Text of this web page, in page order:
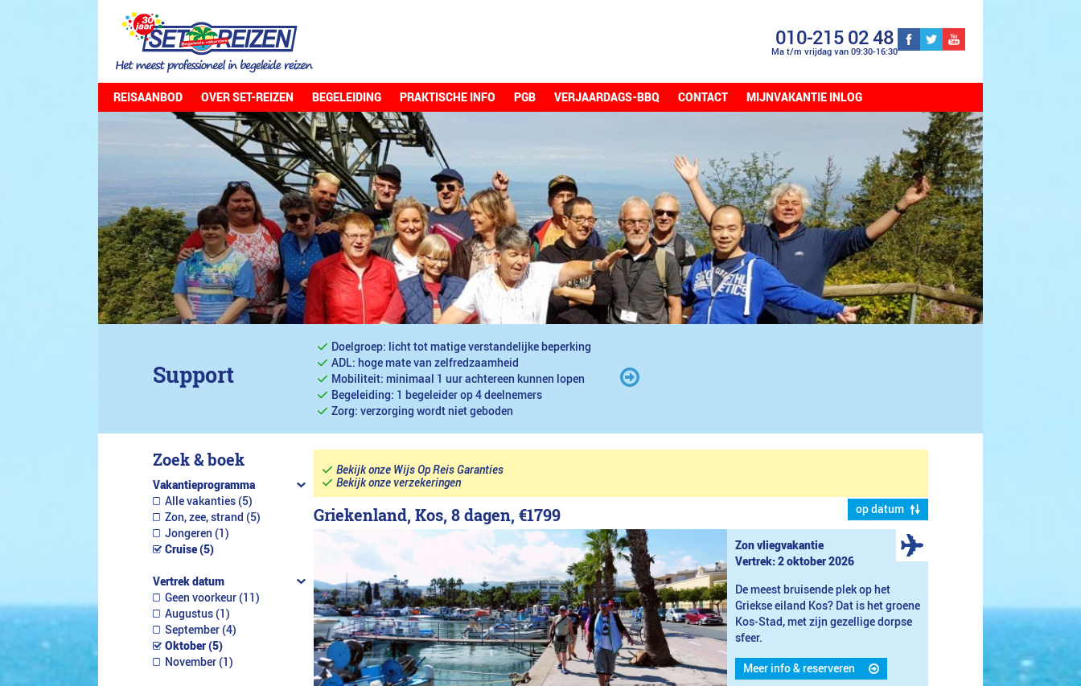
010-215 02 48
Ma t/m vrijdag van 09:30-16:30
REISAANBOD OVER SET-REIZEN BEGELEIDING PRAKTISCHE INFO PGB VERJAARDAGS-BBQ CONTACT MIJNVAKANTIE INLOG
Support
Doelgroep: licht tot matige verstandelijke beperking
ADL: hoge mate van zelfredzaamheid
Mobiliteit: minimaal 1 uur achtereen kunnen lopen
Begeleiding: 1 begeleider op 4 deelnemers
Zorg: verzorging wordt niet geboden
Zoek & boek
Vakantieprogramma
Alle vakanties (5)
Zon, zee, strand (5)
Jongeren (1)
Cruise (5)
Vertrek datum
Geen voorkeur (11)
Augustus (1)
September (4)
Oktober (5)
November (1)
Bekijk onze Wijs Op Reis Garanties
Bekijk onze verzekeringen
op datum
Griekenland, Kos, 8 dagen, €1799
Zon vliegvakantie
Vertrek: 2 oktober 2026
De meest bruisende plek op het
Griekse eiland Kos? Dat is het groene
Kos-Stad, met zijn gezellige dorpse
sfeer.
Meer info & reserveren